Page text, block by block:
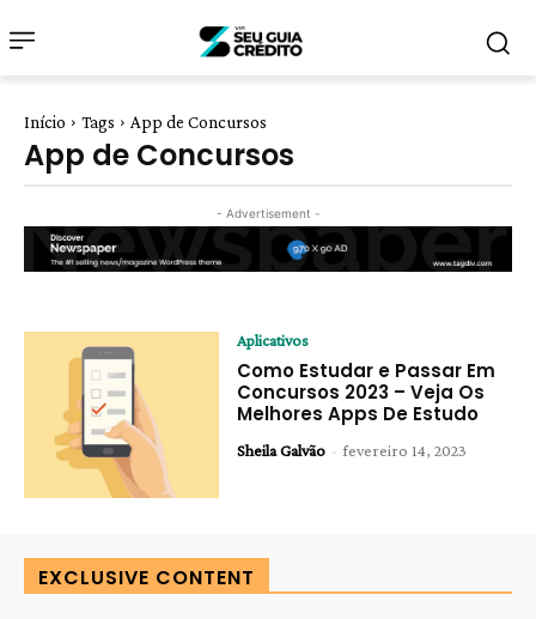
Início Tags App de Concursos
App de Concursos
- Advertisement -
Aplicativos
Como Estudar e Passar Em
Concursos 2023 – Veja Os
Melhores Apps De Estudo
Sheila Galvão - fevereiro 14, 2023
EXCLUSIVE CONTENT